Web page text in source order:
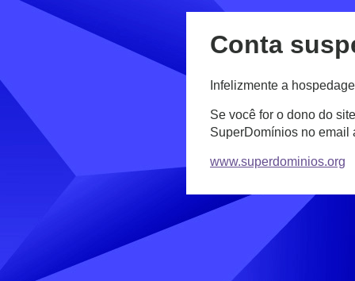
Conta
Infelizmente a
Se você for o dono do
SuperDomínios no email
www.superdominios.org